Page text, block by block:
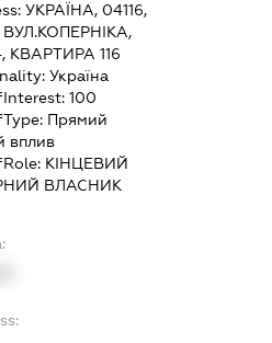
УКРАЇНА, 04116,
ВУЛ.КОПЕРНІКА,
КВАРТИРА 116
Україна
100
Прямий
вплив
КІНЦЕВИЙ
ВЛАСНИК